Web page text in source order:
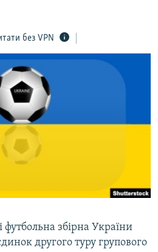
без VPN
збірна України
другого туру групового